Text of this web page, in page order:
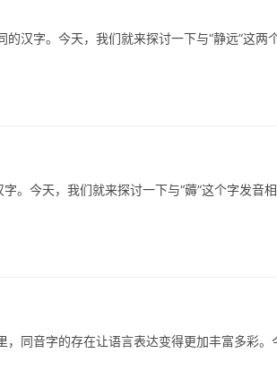
字。今天，我们就来探讨一下与“静远”这两
今天，我们就来探讨一下与“薅”这个字发音
音字的存在让语言表达变得更加丰富多彩。